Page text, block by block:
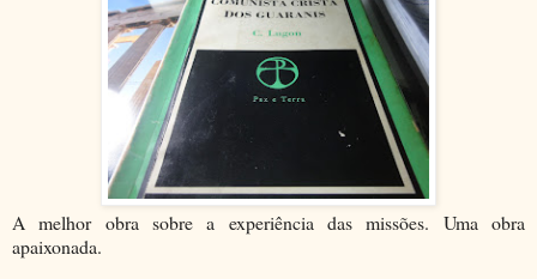
A melhor obra sobre a experiência das missões. Uma obra
apaixonada.